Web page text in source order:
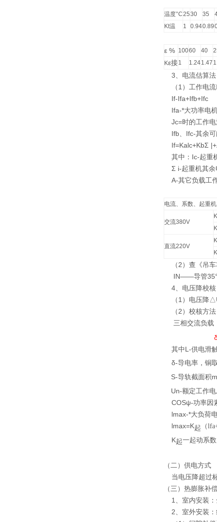
温度°C2530 35
Kt温
1 0.940.89
ε % 10060 40
Kε接1 1.241.47
3、电流估算法
（1）工作电流
If-Ifa+Ifb+Ifc
Ifa-*大功率电
Jc=时的工作电
Ifb、Ifc-其余可
If=Kalc+KbΣ
其中：Ic-起重
Σ i-起重机其余
A-其它负载工
电流、系数、起重
交流380V
直流220V
（2）查《吊车
IN——导管
4、电压降校核
（1）电压降
（2） 校核方
三相交流负载
其中L-供电滑
δ-导电率，铜
S-导轨截面积
Un-额定工作
COSψ-功率因
lmax-*大负荷
lmax=K起 （
K起一起动系
（二）供电方式
当电压降超过
（三）热膨胀补
1、室内安装：
2、室外安装：